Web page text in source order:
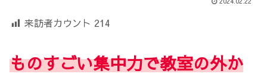
来訪者カウント 214
ものすごい集中力で教室の外か